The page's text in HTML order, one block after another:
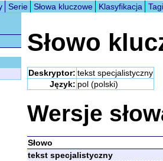
Serie Słowa kluczowe Klasyfikacja
Tagi
Słowo
Deskryptor: tekst specjalistyczny
Język: pol (polski)
Wersje
Słowo
tekst specjalistyczny